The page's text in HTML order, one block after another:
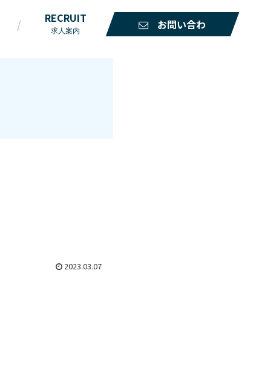
RECRUIT
求人案内
お問い合わ
2023.03.07